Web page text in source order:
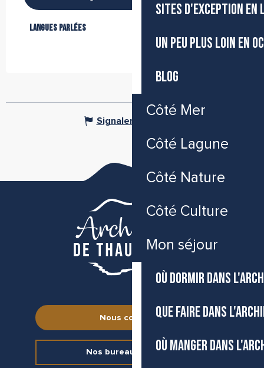
SITES D'EXCEPTION EN
UN PEU PLUS LOIN EN
BLOG
Côté Mer
Côté Lagune
Côté Nature
Côté Culture
Mon séjour
OÙ DORMIR DANS
QUE FAIRE DANS
OÙ MANGER DANS
Langues parlées
Langues parlées
Signaler une erreur
Nous contacter
Nos bureaux d’accueil